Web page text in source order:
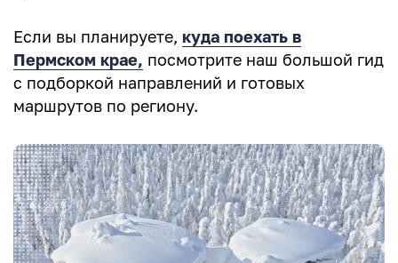
Если вы планируете, куда поехать в
Пермском крае, посмотрите наш большой гид
с подборкой направлений и готовых
маршрутов по региону.